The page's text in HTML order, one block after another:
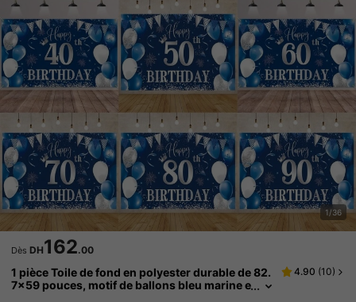
1/36
Dès DH162.00
1 pièce Toile de fond en polyester durable de 82.
7x59 pouces, motif de ballons bleu marine e
4.90 (10)